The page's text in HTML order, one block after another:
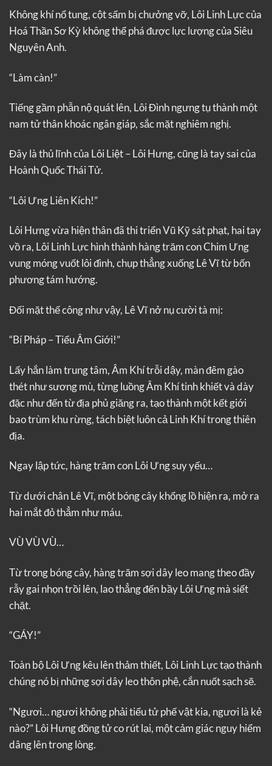
Không khí nổ tung, cột sấm bị chưởng vỡ, Lôi Linh Lực của
Hoá Thần Sơ Kỳ không thể phá được lực lượng của Siêu
Nguyên Anh.
“Làm càn!”
Tiếng gầm phẫn nộ quát lên, Lôi Đình ngưng tụ thành một
nam tử thân khoác ngân giáp, sắc mặt nghiêm nghị.
Đây là thủ lĩnh của Lôi Liệt – Lôi Hưng, cũng là tay sai của
Hoành Quốc Thái Tử.
“Lôi Ưng Liên Kích!”
Lôi Hưng vừa hiện thân đã thi triển Vũ Kỹ sát phạt, hai tay
vồ ra, Lôi Linh Lực hình thành hàng trăm con Chim Ưng
vung móng vuốt lôi đình, chụp thẳng xuống Lê Vĩ từ bốn
phương tám hướng.
Đối mặt thế công như vậy, Lê Vĩ nở nụ cười tà mị:
“Bí Pháp – Tiểu Âm Giới!”
Lấy hắn làm trung tâm, Âm Khí trỗi dậy, màn đêm gào
thét như sương mù, từng luồng Âm Khí tinh khiết và dày
đặc như đến từ địa phủ giăng ra, tạo thành một kết giới
bao trùm khu rừng, tách biệt luôn cả Linh Khí trong thiên
địa.
Ngay lập tức, hàng trăm con Lôi Ưng suy yếu…
Từ dưới chân Lê Vĩ, một bóng cây khổng lồ hiện ra, mở ra
hai mắt đỏ thẳm như máu.
VÙ VÙ VÙ…
Từ trong bóng cây, hàng trăm sợi dây leo mang theo đầy
rẫy gai nhọn trồi lên, lao thẳng đến bầy Lôi Ưng mà siết
chặt.
“GÁY!”
Toàn bộ Lôi Ưng kêu lên thảm thiết, Lôi Linh Lực tạo thành
chúng nó bị những sợi dây leo thôn phệ, cắn nuốt sạch sẽ.
“Ngươi… ngươi không phải tiểu tử phế vật kia, ngươi là kẻ
nào?” Lôi Hưng đồng tử co rút lại, một cảm giác nguy hiểm
dâng lên trong lòng.